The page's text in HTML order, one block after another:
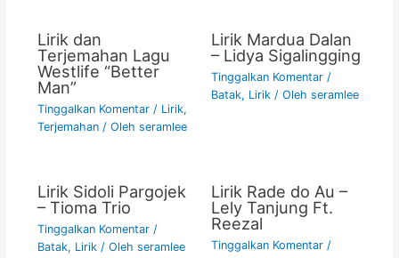
Lirik dan
Terjemahan Lagu
Westlife “Better
Man”
Tinggalkan Komentar / Lirik,
Terjemahan/ Oleh seramlee
Lirik Mardua Dalan
– Lidya Sigalingging
Tinggalkan Komentar /
Batak, Lirik/ Oleh seramlee
Lirik Sidoli Pargojek
– Tioma Trio
Tinggalkan Komentar /
Batak, Lirik/ Oleh seramlee
Lirik Rade do Au –
Lely Tanjung Ft.
Reezal
Tinggalkan Komentar /